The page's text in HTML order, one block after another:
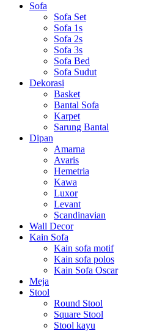
Sofa
Sofa Set
Sofa 1s
Sofa 2s
Sofa 3s
Sofa Bed
Sofa Sudut
Dekorasi
Basket
Bantal Sofa
Karpet
Sarung Bantal
Dipan
Amarna
Avaris
Hemetria
Kawa
Luxor
Levant
Scandinavian
Wall Decor
Kain Sofa
Kain sofa motif
Kain sofa polos
Kain Sofa Oscar
Meja
Stool
Round Stool
Square Stool
Stool kayu